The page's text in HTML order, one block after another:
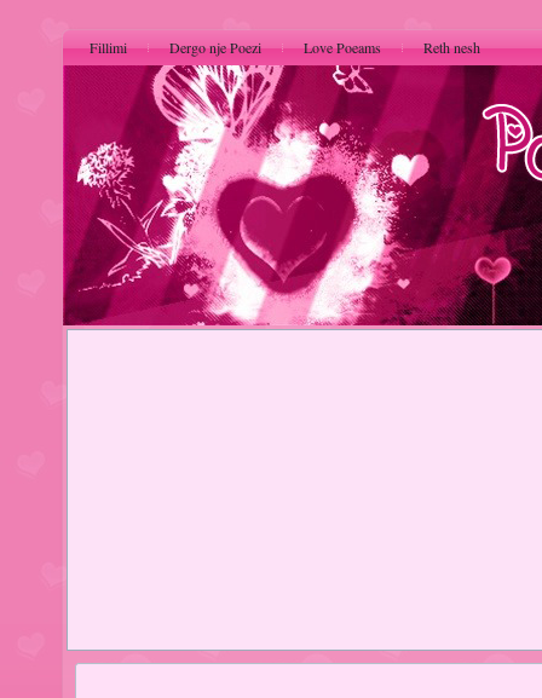
Fillimi Dergo nje Poezi Love Poeams Reth nesh